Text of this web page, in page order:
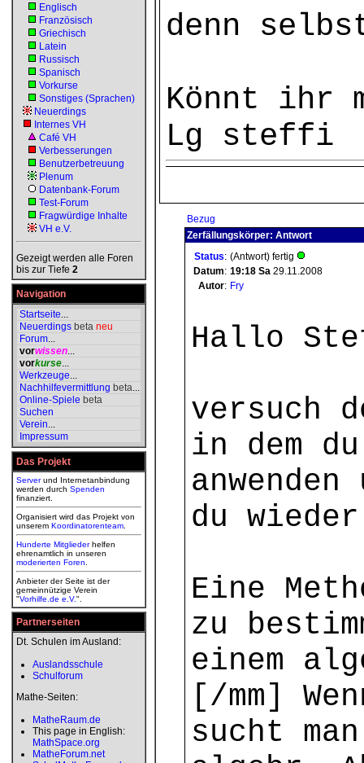
Englisch
Französisch
Griechisch
Latein
Russisch
Spanisch
Vorkurse
Sonstiges (Sprachen)
Neuerdings
Internes VH
Café VH
Verbesserungen
Benutzerbetreuung
Plenum
Datenbank-Forum
Test-Forum
Fragwürdige Inhalte
VH e.V.
Gezeigt werden alle Foren
bis zur Tiefe 2
Navigation
Startseite...
Neuerdings beta neu
Forum...
vorwissen...
vorkurse...
Werkzeuge...
Nachhilfevermittlung beta...
Online-Spiele beta
Suchen
Verein...
Impressum
Das Projekt
Serverund Internetanbindung
werden durch Spenden
finanziert.
Organisiert wird das Projekt von
unserem Koordinatorenteam
Hunderte Mitgliederhelfen
ehrenamtlich in unseren
moderierten Foren
Anbieter der Seite ist der
gemeinnützige Verein
"Vorhilfe.de e.V.".
Partnerseiten
Dt. Schulen im Ausland:
Auslandsschule
Schulforum
Mathe-Seiten:
MatheRaum.de
This page in English:
MathSpace.org
MatheForum.net
denn
Könnt ihr
Lg steffi
Bezug
Zerfällungskörper: Antwort
Status: (Antwort) fertig
Datum: 19:18 Sa 29.11.2008
Autor: Fry
Hallo
versuch
in dem
du
Eine
zu
einem
[/mm]
sucht